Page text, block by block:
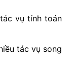
vụ tính toán
tác vụ song